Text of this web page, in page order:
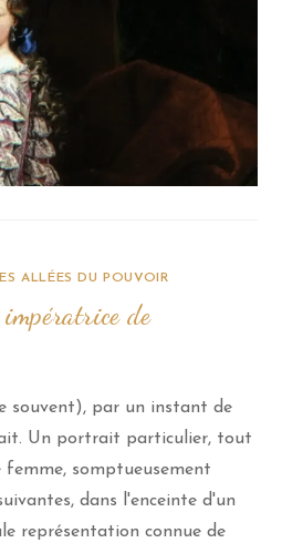
ALLÉES DU POUVOIR
de
souvent), par un instant de
Un portrait particulier, tout
femme, somptueusement
dans l'enceinte d'un
représentation connue de